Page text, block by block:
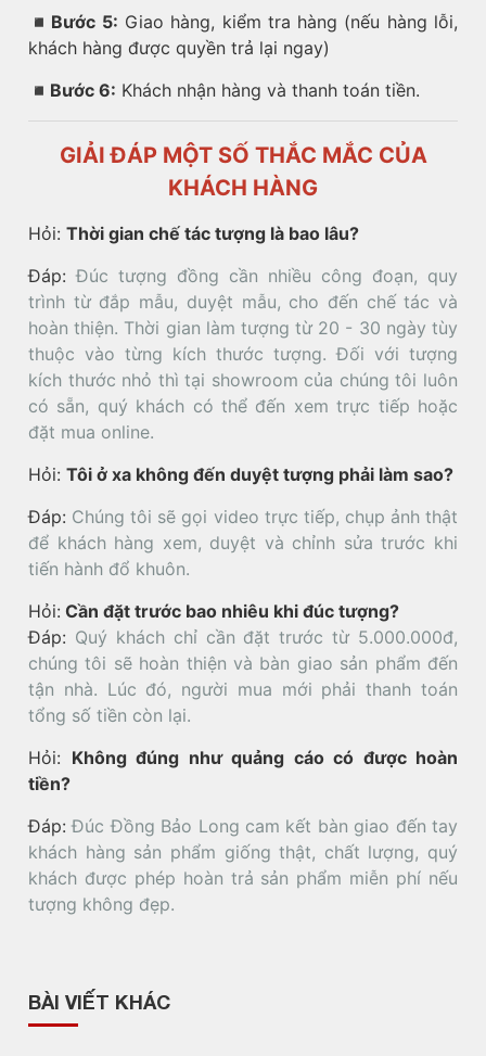
◾️ Bước 5: Giao hàng, kiểm tra hàng (nếu hàng lỗi,
khách hàng được quyền trả lại ngay)
◾️ Bước 6: Khách nhận hàng và thanh toán tiền.
GIẢI ĐÁP MỘT SỐ THẮC MẮC CỦA
KHÁCH HÀNG
Hỏi: Thời gian chế tác tượng là bao lâu?
Đáp:Đúc tượng đồng cần nhiều công đoạn, quy
trình từ đắp mẫu, duyệt mẫu, cho đến chế tác và
hoàn thiện. Thời gian làm tượng từ 20 - 30 ngày tùy
thuộc vào từng kích thước tượng. Đối với tượng
kích thước nhỏ thì tại showroom của chúng tôi luôn
có sẵn, quý khách có thể đến xem trực tiếp hoặc
đặt mua online.
Hỏi: Tôi ở xa không đến duyệt tượng phải làm sao?
Đáp: Chúng tôi sẽ gọi video trực tiếp, chụp ảnh thật
để khách hàng xem, duyệt và chỉnh sửa trước khi
tiến hành đổ khuôn.
Hỏi: Cần đặt trước bao nhiêu khi đúc tượng?
Đáp: Quý khách chỉ cần đặt trước từ 5.000.000đ,
chúng tôi sẽ hoàn thiện và bàn giao sản phẩm đến
tận nhà. Lúc đó, người mua mới phải thanh toán
tổng số tiền còn lại.
Hỏi: Không đúng như quảng cáo có được hoàn
tiền?
Đáp:Đúc Đồng Bảo Long cam kết bàn giao đến tay
khách hàng sản phẩm giống thật, chất lượng, quý
khách được phép hoàn trả sản phẩm miễn phí nếu
tượng không đẹp.
BÀI VIẾT KHÁC